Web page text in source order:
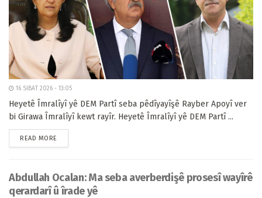
16 SIBAT 2026 - 13:05
Heyetê Îmralîyî yê DEM Partî seba pêdîyayîşê Rayber Apoyî ver
bi Girawa Îmralîyî kewt rayîr. Heyetê Îmralîyî yê DEM Partî ...
READ MORE
Abdullah Ocalan: Ma seba averberdişê prosesî wayîrê
qerardarî û îrade yê